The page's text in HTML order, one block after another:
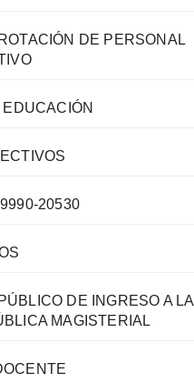
DE PERSONAL
20530
DE INGRESO A LA
MAGISTERIAL